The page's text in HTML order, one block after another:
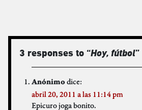
3 responses to “Hoy, fútbol”
Anónimodice:
abril 20, 2011 a las 11:14 pm
Epicuro joga bonito.